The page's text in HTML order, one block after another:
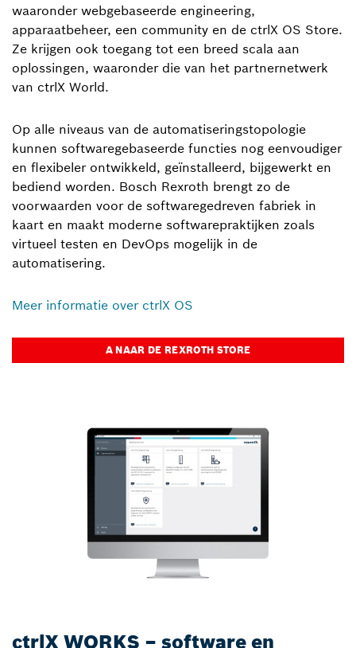
waaronder webgebaseerde engineering,
apparaatbeheer, een community en de ctrlX OS Store.
Ze krijgen ook toegang tot een breed scala aan
oplossingen, waaronder die van het partnernetwerk
van ctrlX World.
Op alle niveaus van de automatiseringstopologie
kunnen softwaregebaseerde functies nog eenvoudiger
en flexibeler ontwikkeld, geïnstalleerd, bijgewerkt en
bediend worden. Bosch Rexroth brengt zo de
voorwaarden voor de softwaregedreven fabriek in
kaart en maakt moderne softwarepraktijken zoals
virtueel testen en DevOps mogelijk in de
automatisering.
Meer informatie over ctrlX OS
A NAAR DE REXROTH STORE
ctrlX WORKS – software en